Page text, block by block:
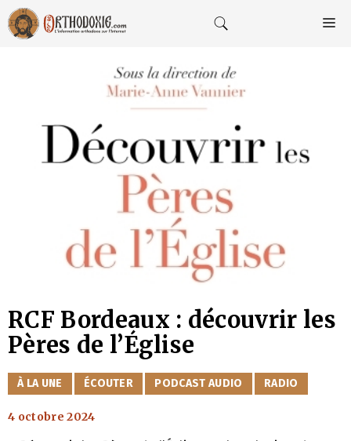
Aller
au
contenu
RCF Bordeaux : découvrir les
Pères de l’Église
CATÉGORIES
À LA UNE ÉCOUTER PODCAST AUDIO RADIO
4 octobre 2024